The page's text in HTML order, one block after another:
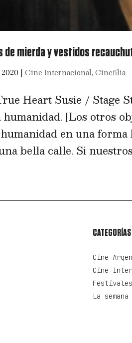
de mierda y vestidos
|Cine Internacional,Cinefilia
Heart Susie / Stage
[Los otros
en una
bella calle. Si
CATEGORÍAS
Cine
Cine
Festivales
La